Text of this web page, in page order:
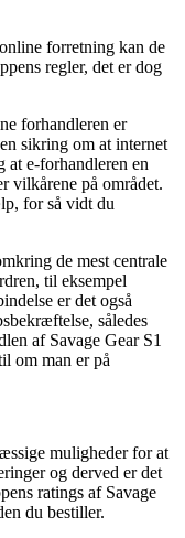
forretning kan de
regler, det er dog
forhandleren er
sikring om at internet
at e-forhandleren en
vilkårene på området.
for så vidt du
de mest centrale
til eksempel
er det også
således
af Savage Gear S1
om man er på
muligheder for at
og derved er det
ratings af Savage
du bestiller.